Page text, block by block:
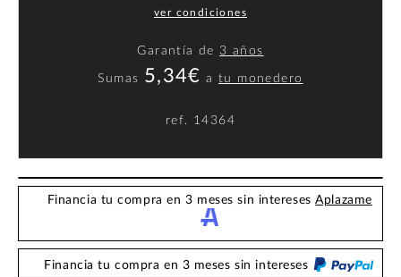
ver condiciones
Garantía de 3 años
Sumas 5,34€ atu monedero
ref. 14364
Financia tu compra en 3 meses sin interesesAplazame
Financia tu compra en 3 meses sin intereses